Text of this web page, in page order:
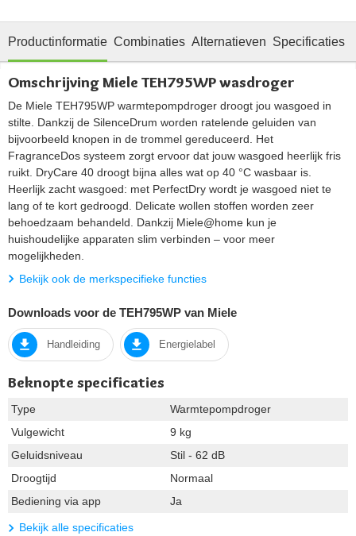
Productinformatie Combinaties Alternatieven Specificaties
Omschrijving Miele TEH795WP wasdroger
De Miele TEH795WP warmtepompdroger droogt jou wasgoed in
stilte. Dankzij de SilenceDrum worden ratelende geluiden van
bijvoorbeeld knopen in de trommel gereduceerd. Het
FragranceDos systeem zorgt ervoor dat jouw wasgoed heerlijk fris
ruikt. DryCare 40 droogt bijna alles wat op 40 °C wasbaar is.
Heerlijk zacht wasgoed: met PerfectDry wordt je wasgoed niet te
lang of te kort gedroogd. Delicate wollen stoffen worden zeer
behoedzaam behandeld. Dankzij Miele@home kun je
huishoudelijke apparaten slim verbinden – voor meer
mogelijkheden.
Bekijk ook de merkspecifieke functies
Downloads voor de TEH795WP van Miele
Handleiding Energielabel
Beknopte specificaties
Type
Warmtepompdroger
Vulgewicht
9 kg
Geluidsniveau
Stil - 62 dB
Droogtijd
Normaal
Bediening via app
Ja
Bekijk alle specificaties